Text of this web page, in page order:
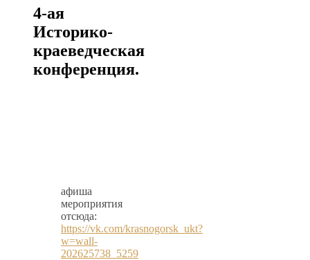
4-ая
Историко-
краеведческая
конференция.
афиша
мероприятия
отсюда:
https://vk.com/krasnogorsk_ukt?
w=wall-
202625738_5259